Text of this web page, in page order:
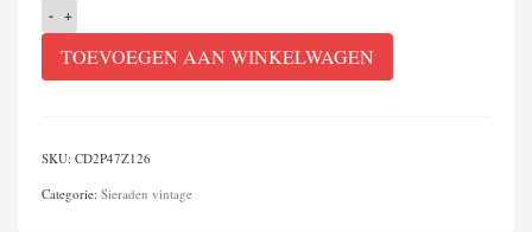
Zilveren
ringen
ingelegd
turquoise
aantal
TOEVOEGEN AAN WINKELWAGEN
SKU: CD2P47Z126
Categorie: Sieraden vintage